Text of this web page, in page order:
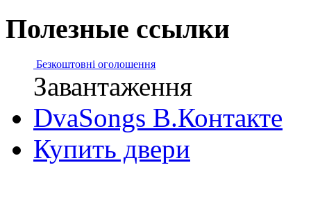
Полезные ссылки
Безкоштовні оголошення
Завантаження
DvaSongs В.Контакте
Купить двери